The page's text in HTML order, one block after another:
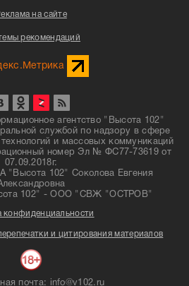
на сайте
рекомендаций
агентство "Высота 102"
службой по надзору в сфере
и массовых коммуникаций
номер Эл № ФС77-73619 от
07.09.2018г.
"Высота 102" Соколова Евгения
102" - ООО "СВЖ "ОСТРОВ"
конфиденциальности
и цитирования материалов
почта: info@v102.ru